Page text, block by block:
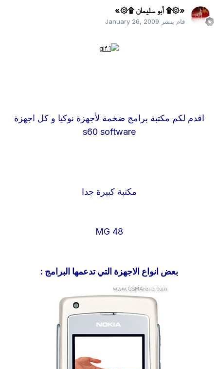
«۞۩ أبو سليمان ۩۞»
قام بنشر January 26, 2009
اقدم لكم مكتبة برامج ضخمة لأجهزة نوكيا و كل اجهزة
s60 software
مكتبة كبيرة جدا
48 MG
بعض انواع الاجهزة التي تدعمها البرامج :